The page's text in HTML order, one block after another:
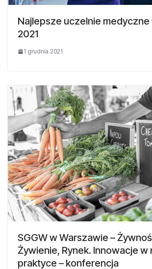
Najlepsze uczelnie medyczne
2021
1 grudnia 2021
SGGW w Warszawie –
Żywienie, Rynek. Innowacje w
praktyce – konferencja